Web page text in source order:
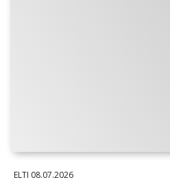
ELTI 08.07.2026